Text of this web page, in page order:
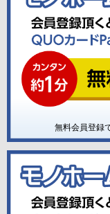
無料会員登録